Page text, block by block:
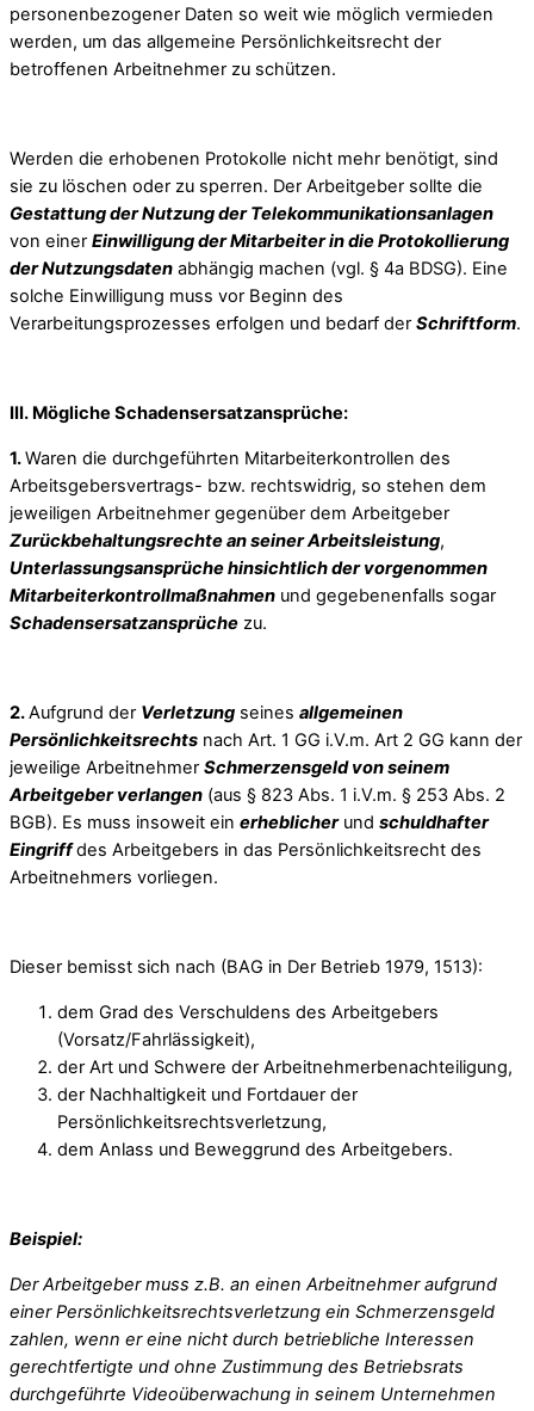
personenbezogener Daten so weit wie möglich vermieden
werden, um das allgemeine Persönlichkeitsrecht der
betroffenen Arbeitnehmer zu schützen.
Werden die erhobenen Protokolle nicht mehr benötigt, sind
sie zu löschen oder zu sperren. Der Arbeitgeber sollte die
Gestattung der Nutzung der Telekommunikationsanlagen
von einer Einwilligung der Mitarbeiter in die Protokollierung
der Nutzungsdaten abhängig machen (vgl. § 4a BDSG). Eine
solche Einwilligung muss vor Beginn des
Verarbeitungsprozesses erfolgen und bedarf der Schriftform.
III. Mögliche Schadensersatzansprüche:
1.Waren die durchgeführten Mitarbeiterkontrollen des
Arbeitsgebersvertrags- bzw. rechtswidrig, so stehen dem
jeweiligen Arbeitnehmer gegenüber dem Arbeitgeber
Zurückbehaltungsrechte an seiner Arbeitsleistung,
Unterlassungsansprüche hinsichtlich der vorgenommen
Mitarbeiterkontrollmaßnahmen und gegebenenfalls sogar
Schadensersatzansprüche zu.
2.Aufgrund der Verletzung seines allgemeinen
Persönlichkeitsrechts nach Art. 1 GG i.V.m. Art 2 GG kann der
jeweilige Arbeitnehmer Schmerzensgeld von seinem
Arbeitgeber verlangen (aus § 823 Abs. 1 i.V.m. § 253 Abs. 2
BGB). Es muss insoweit ein erheblicherund schuldhafter
Eingriffdes Arbeitgebers in das Persönlichkeitsrecht des
Arbeitnehmers vorliegen.
Dieser bemisst sich nach (BAG in Der Betrieb 1979, 1513):
dem Grad des Verschuldens des Arbeitgebers
(Vorsatz/Fahrlässigkeit),
der Art und Schwere der Arbeitnehmerbenachteiligung,
der Nachhaltigkeit und Fortdauer der
Persönlichkeitsrechtsverletzung,
dem Anlass und Beweggrund des Arbeitgebers.
Beispiel:
Der Arbeitgeber muss z.B. an einen Arbeitnehmer aufgrund
einer Persönlichkeitsrechtsverletzung ein Schmerzensgeld
zahlen, wenn er eine nicht durch betriebliche Interessen
gerechtfertigte und ohne Zustimmung des Betriebsrats
durchgeführte Videoüberwachung in seinem Unternehmen